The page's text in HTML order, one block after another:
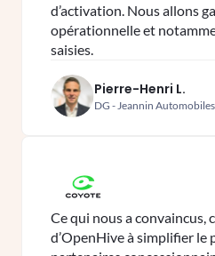
d’activation. Nous allons
opérationnelle et
saisies.
Pierre-Henri L.
DG - Jeannin
Ce qui nous a convaincus,
d’OpenHive à simplifier le